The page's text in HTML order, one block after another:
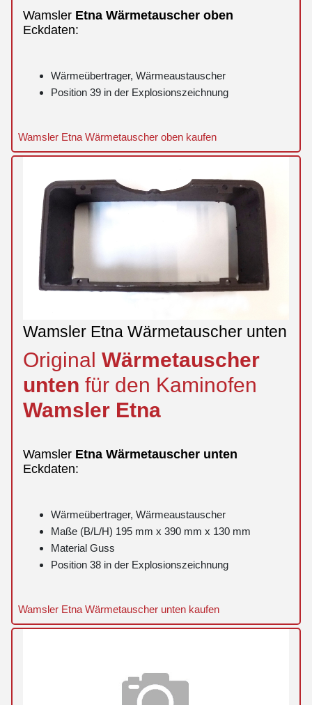
Wamsler Etna Wärmetauscher oben
Eckdaten:
Wärmeübertrager, Wärmeaustauscher
Position 39 in der Explosionszeichnung
Wamsler Etna Wärmetauscher oben kaufen
Wamsler Etna Wärmetauscher unten
Original Wärmetauscher
unten für den Kaminofen
Wamsler Etna
Wamsler Etna Wärmetauscher unten
Eckdaten:
Wärmeübertrager, Wärmeaustauscher
Maße (B/L/H) 195 mm x 390 mm x 130 mm
Material Guss
Position 38 in der Explosionszeichnung
Wamsler Etna Wärmetauscher unten kaufen